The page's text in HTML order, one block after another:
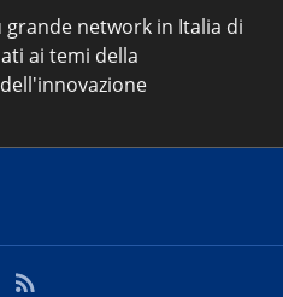
grande network in Italia di
ai temi della